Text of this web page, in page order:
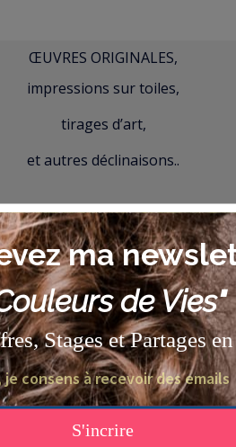
ŒUVRES ORIGINALES,
impressions sur toiles,
tirages d’art,
et autres déclinaisons..
VISITEZ TOUT LE SHOP
Connect